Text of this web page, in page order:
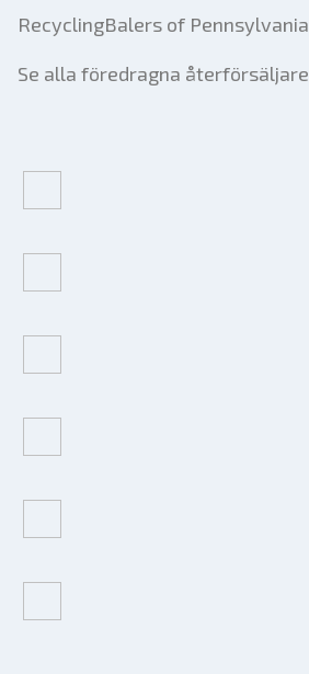
RecyclingBalers of Pennsylvania
Se alla föredragna återförsäljare